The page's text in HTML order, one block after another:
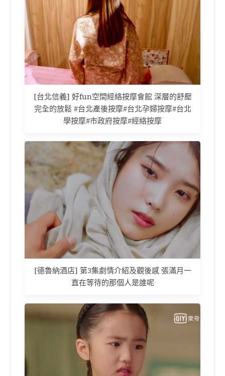
[台北信義] 好fun空間經絡按摩會館 深層的舒壓
完全的放鬆 #台北產後按摩#台北孕婦按摩#台北
學按摩#市政府按摩#經絡按摩
[德魯納酒店] 第3集劇情介紹及觀後感 張滿月一
直在等待的那個人是誰呢